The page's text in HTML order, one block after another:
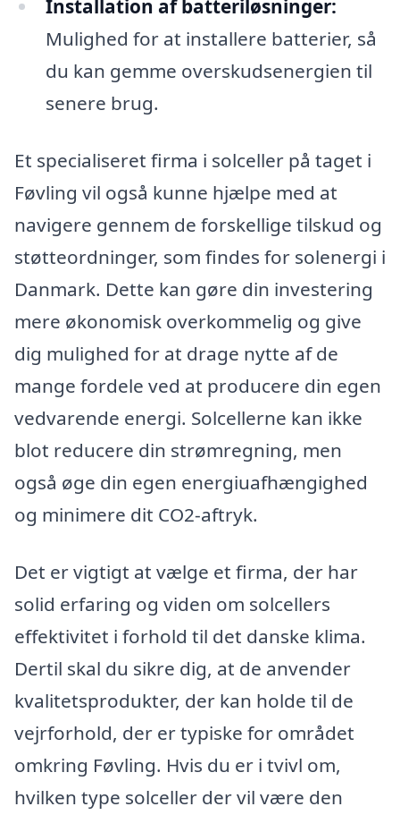
Installation af batteriløsninger:
Mulighed for at installere batterier, så
du kan gemme overskudsenergien til
senere brug.
Et specialiseret firma i solceller på taget i
Føvling vil også kunne hjælpe med at
navigere gennem de forskellige tilskud og
støtteordninger, som findes for solenergi i
Danmark. Dette kan gøre din investering
mere økonomisk overkommelig og give
dig mulighed for at drage nytte af de
mange fordele ved at producere din egen
vedvarende energi. Solcellerne kan ikke
blot reducere din strømregning, men
også øge din egen energiuafhængighed
og minimere dit CO2-aftryk.
Det er vigtigt at vælge et firma, der har
solid erfaring og viden om solcellers
effektivitet i forhold til det danske klima.
Dertil skal du sikre dig, at de anvender
kvalitetsprodukter, der kan holde til de
vejrforhold, der er typiske for området
omkring Føvling. Hvis du er i tvivl om,
hvilken type solceller der vil være den